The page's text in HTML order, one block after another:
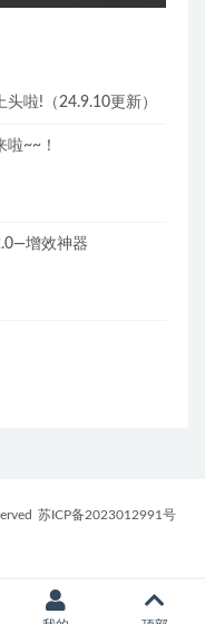
啦!（24.9.10更新）
~~！
增效神器
苏ICP备2023012991号